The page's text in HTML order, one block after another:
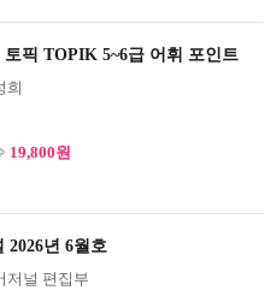
토픽 TOPIK 5~6급 어휘 포인트
희
19,800원
2026년 6월호
저널 편집부